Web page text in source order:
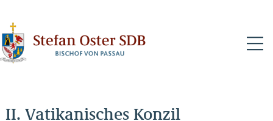
II. Vatikanisches Konzil